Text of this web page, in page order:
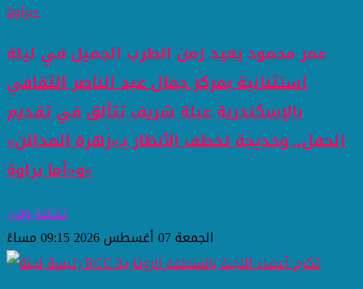
عمر محمود يعيد زمن الطرب الجميل في ليلة
استثنائية بمركز جمال عبد الناصر الثقافي
بالإسكندرية عبلة شريف تتألق في تقديم
الحفل.. وخديجة تخطف الأنظار بـ«زهرة المدائن»
و«أما براوة»
ثقافة وفن
الجمعة 07 أغسطس 2026 09:15 مساءً